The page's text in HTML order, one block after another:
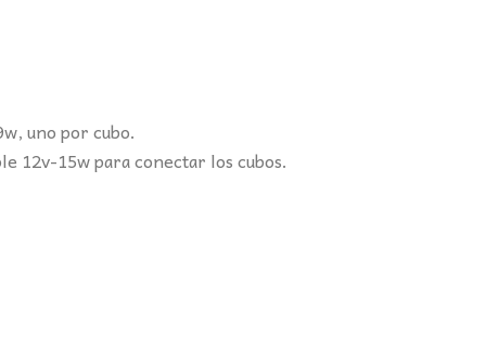
uno por cubo.
12v-15w para conectar los cubos.